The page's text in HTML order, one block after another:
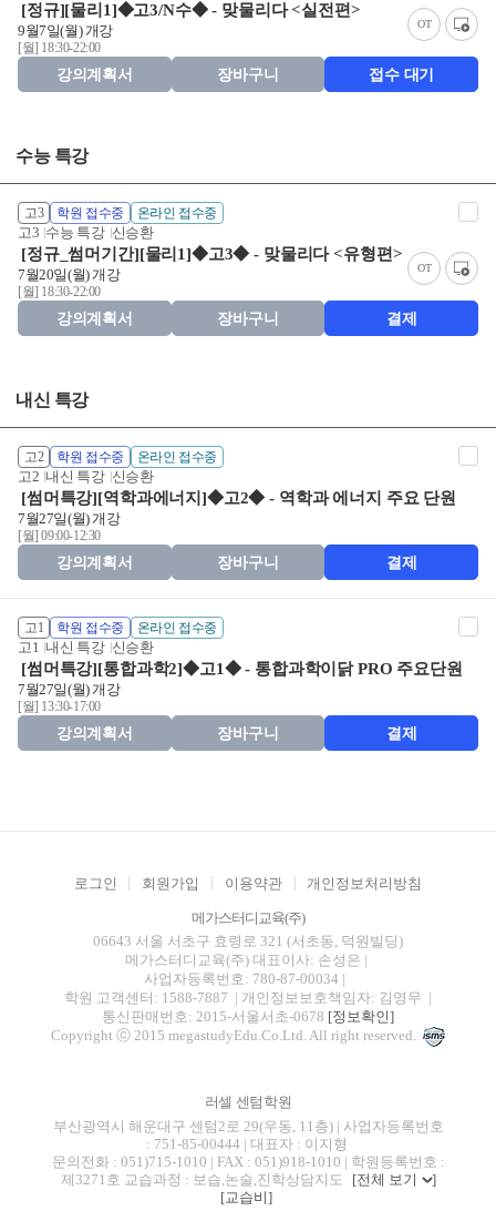
[정규][물리1]◆고3/N수◆ - 맞물리다 <실전편>
OT
9월7일(월) 개강
[월] 18:30-22:00
강의계획서 장바구니 접수 대기
수능 특강
고3 학원 접수중 온라인 접수중
고3 수능 특강 신승환
[정규_썸머기간][물리1]◆고3◆ - 맞물리다 <유형편>
OT
7월20일(월) 개강
[월] 18:30-22:00
강의계획서 장바구니 결제
내신 특강
고2 학원 접수중 온라인 접수중
고2 내신 특강 신승환
[썸머특강][역학과에너지]◆고2◆ - 역학과 에너지 주요 단원
7월27일(월) 개강
[월] 09:00-12:30
강의계획서 장바구니 결제
고1 학원 접수중 온라인 접수중
고1 내신 특강 신승환
[썸머특강][통합과학2]◆고1◆ - 통합과학이닭 PRO 주요단원
7월27일(월) 개강
[월] 13:30-17:00
강의계획서 장바구니 결제
로그인 회원가입 이용약관 개인정보처리방침
메가스터디교육(주)
06643 서울 서초구 효령로 321 (서초동, 덕원빌딩)
메가스터디교육(주) 대표이사: 손성은 |
사업자등록번호: 780-87-00034 |
학원 고객센터: 1588-7887 | 개인정보보호책임자: 김영무 |
통신판매번호: 2015-서울서초-0678 [정보확인]
Copyright ⓒ 2015 megastudyEdu.Co.Ltd. All right reserved.
러셀 센텀학원
부산광역시 해운대구 센텀2로 29(우동, 11층) | 사업자등록번호
: 751-85-00444 | 대표자 : 이지형
문의전화 : 051)715-1010 | FAX : 051)918-1010 | 학원등록번호 :
제3271호 교습과정 : 보습,논술,진학상담지도
[전체 보기
]
[교습비]